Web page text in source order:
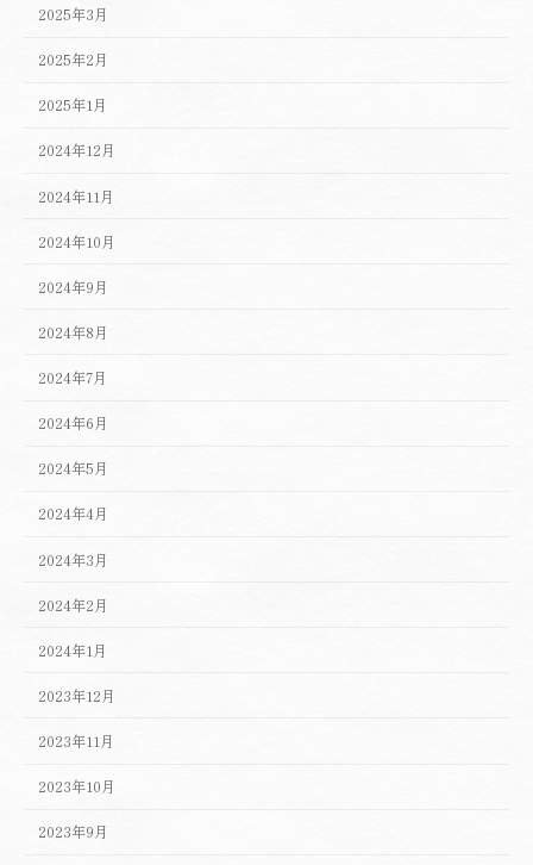
2025年3月
2025年2月
2025年1月
2024年12月
2024年11月
2024年10月
2024年9月
2024年8月
2024年7月
2024年6月
2024年5月
2024年4月
2024年3月
2024年2月
2024年1月
2023年12月
2023年11月
2023年10月
2023年9月